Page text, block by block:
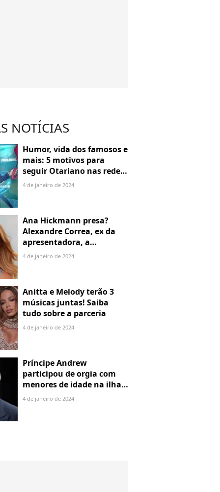
NOTÍCIAS
Humor, vida dos famosos e
mais: 5 motivos para
seguir Otariano nas redes
sociais
4 de janeiro de 2024
Ana Hickmann presa?
Alexandre Correa, ex da
apresentadora, a
denuncia por alienação
4 de janeiro de 2024
Anitta e Melody terão 3
músicas juntas! Saiba
tudo sobre a parceria
4 de janeiro de 2024
Príncipe Andrew
participou de orgia com
menores de idade na ilha
de Jeffrey Epstein, chefe de
4 de janeiro de 2024